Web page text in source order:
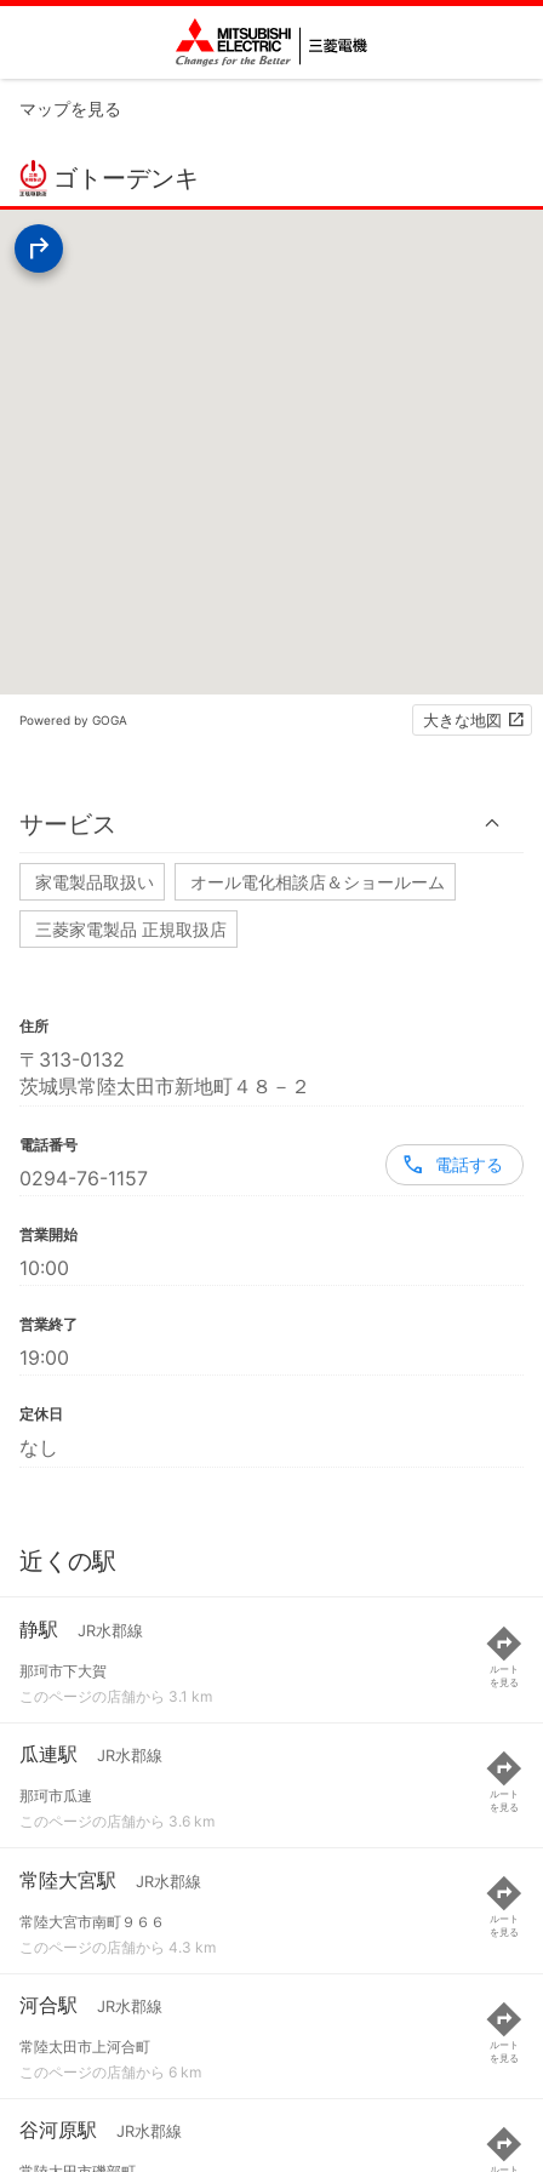
マップを見る
ゴトーデンキ
Powered by GOGA 大きな地図
サービス
家電製品取扱い オール電化相談店＆ショールーム
三菱家電製品 正規取扱店
住所
〒313-0132
茨城県常陸太田市新地町４８－２
電話番号
0294-76-1157
電話する
営業開始
10:00
営業終了
19:00
定休日
なし
近くの駅
静駅 JR水郡線
那珂市下大賀
このページの店舗から 3.1 km
ルート
を見る
瓜連駅 JR水郡線
那珂市瓜連
このページの店舗から 3.6 km
ルート
を見る
常陸大宮駅 JR水郡線
常陸大宮市南町９６６
このページの店舗から 4.3 km
ルート
を見る
河合駅 JR水郡線
常陸太田市上河合町
このページの店舗から 6 km
ルート
を見る
谷河原駅 JR水郡線